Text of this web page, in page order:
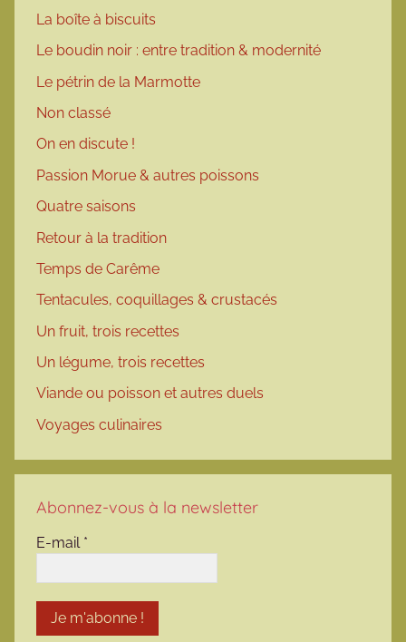
La boîte à biscuits
Le boudin noir : entre tradition & modernité
Le pétrin de la Marmotte
Non classé
On en discute !
Passion Morue & autres poissons
Quatre saisons
Retour à la tradition
Temps de Carême
Tentacules, coquillages & crustacés
Un fruit, trois recettes
Un légume, trois recettes
Viande ou poisson et autres duels
Voyages culinaires
Abonnez-vous à la newsletter
E-mail *